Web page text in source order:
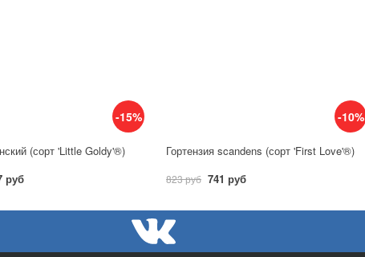
-15%
(сорт 'Little Goldy'®)
руб
-10%
Гортензия scandens (сорт 'First Love'®)
823 руб 741 руб